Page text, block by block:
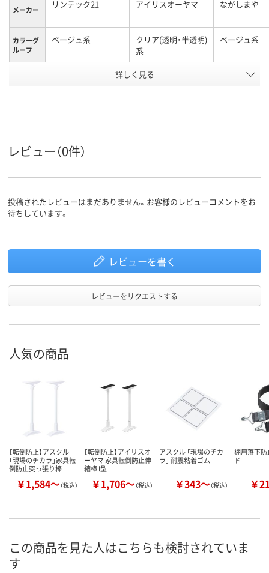
メーカー リンテック21 アイリスオーヤマ ながしまや
カラーグ
ループ
ベージュ系
クリア(透明・半透明)
系
ベージュ系
詳しく見る
レビュー（0件）
投稿されたレビューはまだありません。お客様のレビューコメントをお
待ちしています。
レビューを書く
レビューをリクエストする
人気の商品
【転倒防止】アスクル
「現場のチカラ」家具転
倒防止突っ張り棒
￥1,584～（税込）
【転倒防止】アイリスオ
ーヤマ 家具転倒防止伸
縮棒 I型
￥1,706～（税込）
アスクル 「現場のチカ
ラ」 耐震粘着ゴム
￥343～（税込）
棚用落下
ド
￥
この商品を見た人はこちらも検討されていま
す